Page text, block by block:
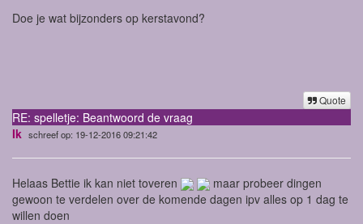
Doe je wat bijzonders op kerstavond?
Quote
RE: spelletje: Beantwoord de vraag
Ik schreef op: 19-12-2016 09:21:42
Helaas Bettie ik kan niet toveren
maar probeer dingen
gewoon te verdelen over de komende dagen ipv alles op 1 dag te
willen doen